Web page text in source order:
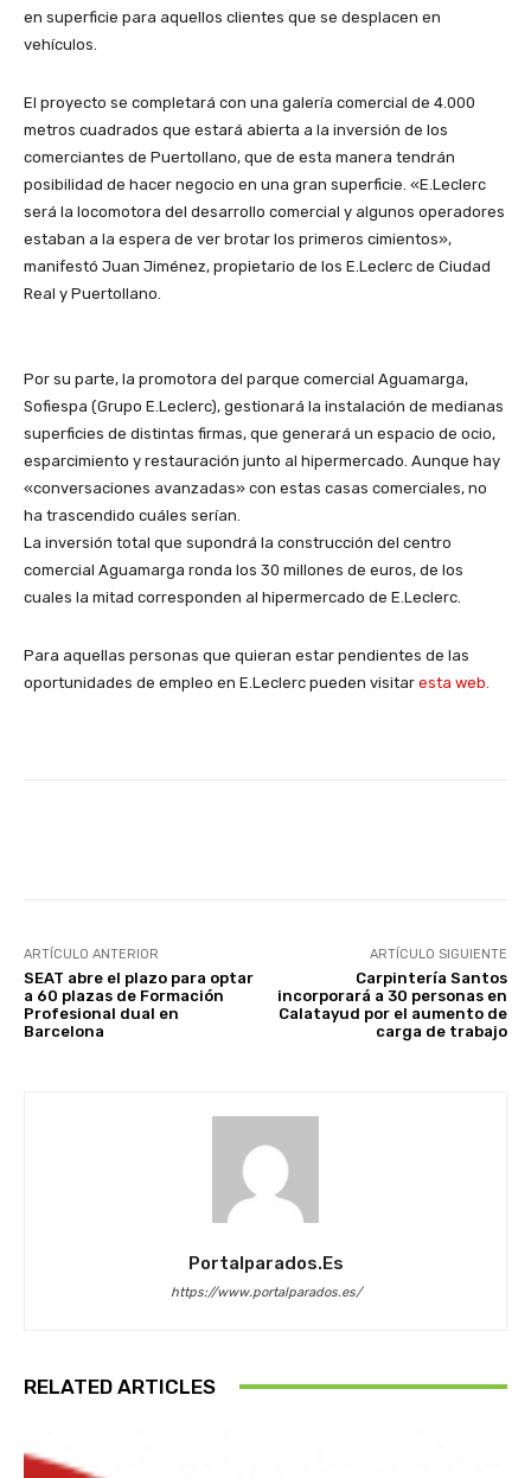
en superficie para aquellos clientes que se desplacen en
vehículos.
El proyecto se completará con una galería comercial de 4.000
metros cuadrados que estará abierta a la inversión de los
comerciantes de Puertollano, que de esta manera tendrán
posibilidad de hacer negocio en una gran superficie. «E.Leclerc
será la locomotora del desarrollo comercial y algunos operadores
estaban a la espera de ver brotar los primeros cimientos»,
manifestó Juan Jiménez, propietario de los E.Leclerc de Ciudad
Real y Puertollano.
Por su parte, la promotora del parque comercial Aguamarga,
Sofiespa (Grupo E.Leclerc), gestionará la instalación de medianas
superficies de distintas firmas, que generará un espacio de ocio,
esparcimiento y restauración junto al hipermercado. Aunque hay
«conversaciones avanzadas» con estas casas comerciales, no
ha trascendido cuáles serían.
La inversión total que supondrá la construcción del centro
comercial Aguamarga ronda los 30 millones de euros, de los
cuales la mitad corresponden al hipermercado de E.Leclerc.
Para aquellas personas que quieran estar pendientes de las
oportunidades de empleo en E.Leclerc pueden visitar esta web.
ARTÍCULO ANTERIOR
SEAT abre el plazo para optar
a 60 plazas de Formación
Profesional dual en
Barcelona
ARTÍCULO SIGUIENTE
Carpintería Santos
incorporará a 30 personas en
Calatayud por el aumento de
carga de trabajo
Portalparados.es
https://www.portalparados.es/
RELATED ARTICLES